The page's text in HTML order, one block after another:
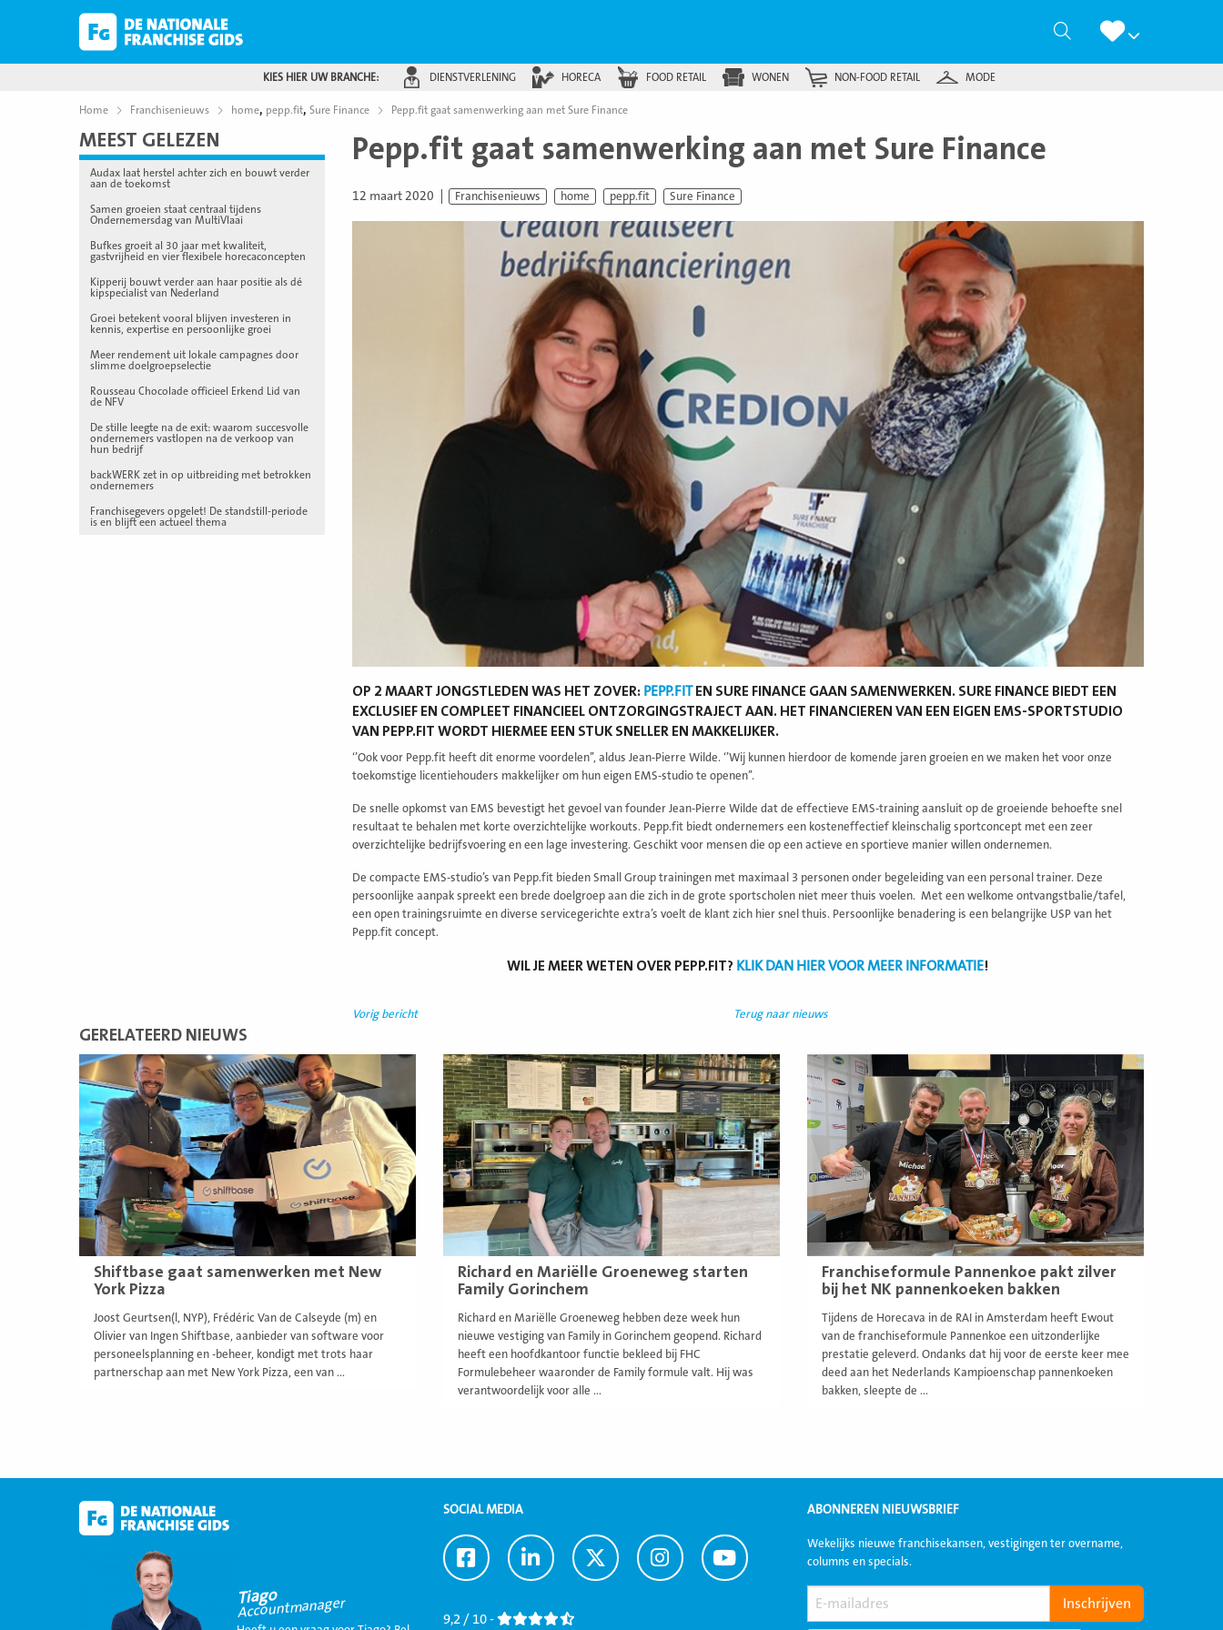
Zoeken
KIES HIER UW BRANCHE: DIENSTVERLENING HORECA FOOD RETAIL WONEN NON-FOOD RETAIL MODE
Home Franchisenieuws home, pepp.fit, Sure Finance Pepp.fit gaat samenwerking aan met Sure Finance
MEEST GELEZEN
Audax laat herstel achter zich en bouwt verder
aan de toekomst
Samen groeien staat centraal tijdens
Ondernemersdag van MultiVlaai
Bufkes groeit al 30 jaar met kwaliteit,
gastvrijheid en vier flexibele horecaconcepten
Kipperij bouwt verder aan haar positie als dé
kipspecialist van Nederland
Groei betekent vooral blijven investeren in
kennis, expertise en persoonlijke groei
Meer rendement uit lokale campagnes door
slimme doelgroepselectie
Rousseau Chocolade officieel Erkend Lid van
de NFV
De stille leegte na de exit: waarom succesvolle
ondernemers vastlopen na de verkoop van
hun bedrijf
backWERK zet in op uitbreiding met betrokken
ondernemers
Franchisegevers opgelet! De standstill-periode
is en blijft een actueel thema
Pepp.fit gaat samenwerking aan met Sure Finance
12 maart 2020 Franchisenieuws home pepp.fit Sure Finance
OP 2 MAART JONGSTLEDEN WAS HET ZOVER: PEPP.FITEN SURE FINANCE GAAN SAMENWERKEN. SURE FINANCE BIEDT EEN
EXCLUSIEF EN COMPLEET FINANCIEEL ONTZORGINGSTRAJECT AAN. HET FINANCIEREN VAN EEN EIGEN EMS-SPORTSTUDIO
VAN PEPP.FIT WORDT HIERMEE EEN STUK SNELLER EN MAKKELIJKER.
‘’Ook voor Pepp.fit heeft dit enorme voordelen’’, aldus Jean-Pierre Wilde. ‘’Wij kunnen hierdoor de komende jaren groeien en we maken het voor onze
toekomstige licentiehouders makkelijker om hun eigen EMS-studio te openen’’.
De snelle opkomst van EMS bevestigt het gevoel van founder Jean-Pierre Wilde dat de effectieve EMS-training aansluit op de groeiende behoefte snel
resultaat te behalen met korte overzichtelijke workouts. Pepp.fit biedt ondernemers een kosteneffectief kleinschalig sportconcept met een zeer
overzichtelijke bedrijfsvoering en een lage investering. Geschikt voor mensen die op een actieve en sportieve manier willen ondernemen.
De compacte EMS-studio’s van Pepp.fit bieden Small Group trainingen met maximaal 3 personen onder begeleiding van een personal trainer. Deze
persoonlijke aanpak spreekt een brede doelgroep aan die zich in de grote sportscholen niet meer thuis voelen. Met een welkome ontvangstbalie/tafel,
een open trainingsruimte en diverse servicegerichte extra’s voelt de klant zich hier snel thuis. ​Persoonlijke benadering is een belangrijke USP van het
Pepp.fit concept.
WIL JE MEER WETEN OVER PEPP.FIT? KLIK DAN HIER VOOR MEER INFORMATIE!
Vorig bericht Terug naar nieuws
GERELATEERD NIEUWS
Shiftbase gaat samenwerken met New
York Pizza
Joost Geurtsen(l, NYP), Frédéric Van de Calseyde (m) en
Olivier van Ingen Shiftbase, aanbieder van software voor
personeelsplanning en -beheer, kondigt met trots haar
partnerschap aan met New York Pizza, een van ...
Lees
meer
Richard en Mariëlle Groeneweg starten
Family Gorinchem
Richard en Mariëlle Groeneweg hebben deze week hun
nieuwe vestiging van Family in Gorinchem geopend. Richard
heeft een hoofdkantoor functie bekleed bij FHC
Formulebeheer waaronder de Family formule valt. Hij was
verantwoordelijk voor alle ...
Lees
meer
Franchiseformule Pannenkoe pakt zilver
bij het NK pannenkoeken bakken
Tijdens de Horecava in de RAI in Amsterdam heeft Ewout
van de franchiseformule Pannenkoe een uitzonderlijke
prestatie geleverd. Ondanks dat hij voor de eerste keer mee
deed aan het Nederlands Kampioenschap pannenkoeken
bakken, sleepte de ...
Lees
meer
Tiago
Accountmanager
SOCIAL MEDIA
Ga
naar
Ga
naar
Ga
naar
Ga
naar
Ga
naar
9,2 / 10 -
ABONNEREN NIEUWSBRIEF
Wekelijks nieuwe franchisekansen, vestigingen ter overname,
columns en specials.